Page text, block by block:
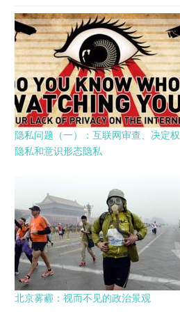
隐私问题（一）：互联网审查、决定权
隐私和意识形态隐私
北京雾霾：视而不见的政治景观